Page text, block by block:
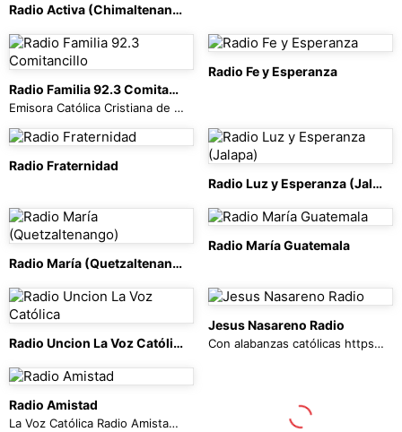
Radio Activa (Chimaltenango)
Radio Familia 92.3 Comitancillo
Emisora Católica Cristiana de Comitancillo San Marcos que transmite en la frecuencia 92.3 de su FM, una radio evangelizadora, para divulgar y vivir los VALORES DEL EVANGELIO. Como Jesús, anunciamos la Palabra de Dios y promovemos la dimensión misionera de la Iglesia; tomando en cuenta también, el idioma y los valores culturales del pueblo mam.
Radio Fe y Esperanza
Radio Fraternidad
Radio Luz y Esperanza (Jalapa)
Radio María (Quetzaltenango)
Radio María Guatemala
Radio Uncion La Voz Católica
Jesus Nasareno Radio
Con alabanzas católicas https://radiojesusnasareno.bookmark.com/
Radio Amistad
La Voz Católica Radio Amistad Genera su señal desde Totonicapan para todo el mundo anunciando la buena nueva de salvacion